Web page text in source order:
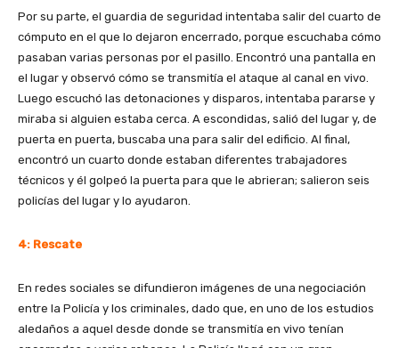
Por su parte, el guardia de seguridad intentaba salir del cuarto de
cómputo en el que lo dejaron encerrado, porque escuchaba cómo
pasaban varias personas por el pasillo. Encontró una pantalla en
el lugar y observó cómo se transmitía el ataque al canal en vivo.
Luego escuchó las detonaciones y disparos, intentaba pararse y
miraba si alguien estaba cerca. A escondidas, salió del lugar y, de
puerta en puerta, buscaba una para salir del edificio. Al final,
encontró un cuarto donde estaban diferentes trabajadores
técnicos y él golpeó la puerta para que le abrieran; salieron seis
policías del lugar y lo ayudaron.
4: Rescate
En redes sociales se difundieron imágenes de una negociación
entre la Policía y los criminales, dado que, en uno de los estudios
aledaños a aquel desde donde se transmitía en vivo tenían